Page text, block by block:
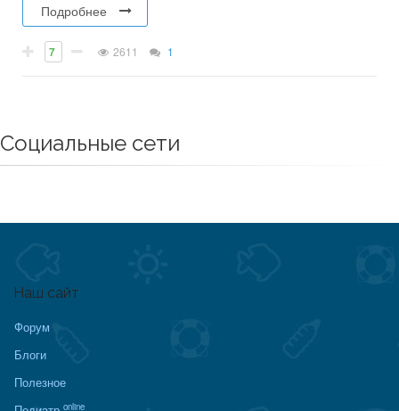
Подробнее
7 2611 1
Социальные сети
Наш сайт
Форум
Блоги
Полезное
online